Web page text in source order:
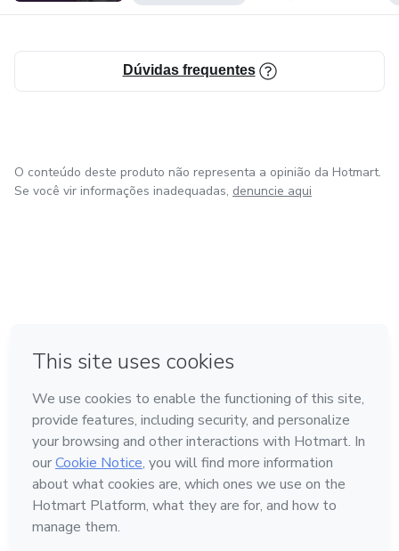
Dúvidas frequentes
O conteúdo deste produto não representa a opinião da Hotmart.
Se você vir informações inadequadas, denuncie aqui
Feito com ❤ em Bogotá
Conheça a Hotmart
Idioma
Português